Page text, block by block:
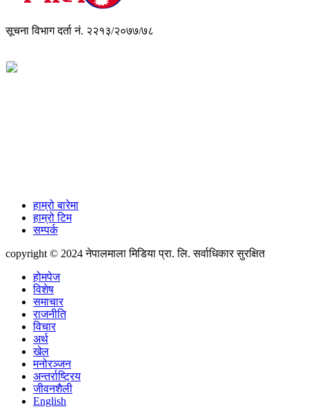
सूचना विभाग दर्ता नं. २२१३/२०७७/७८
हाम्रो बारेमा
हाम्रो टिम
सम्पर्क
copyright © 2024 नेपालमाला मिडिया प्रा. लि. सर्वाधिकार सुरक्षित
होमपेज
विशेष
समाचार
राजनीति
विचार
अर्थ
खेल
मनोरञ्जन
अन्तर्राष्ट्रिय
जीवनशैली
English